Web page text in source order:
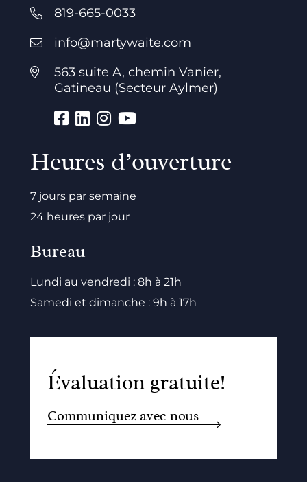
819-665-0033
info@martywaite.com
563 suite A, chemin Vanier,
Gatineau (Secteur Aylmer)
Heures d’ouverture
7 jours par semaine
24 heures par jour
Bureau
Lundi au vendredi : 8h à 21h
Samedi et dimanche : 9h à 17h
Évaluation gratuite!
Communiquez avec nous